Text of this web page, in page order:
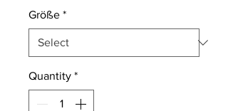
Größe *
Quantity *